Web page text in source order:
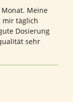
Meine
mir täglich
Dosierung
sehr